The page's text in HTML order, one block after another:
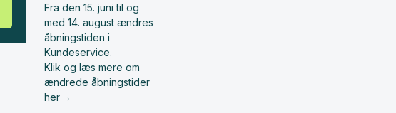
Fra den 15. juni til og
med 14. august ændres
åbningstiden i
Kundeservice.
Klik og læs mere om
ændrede åbningstider
her